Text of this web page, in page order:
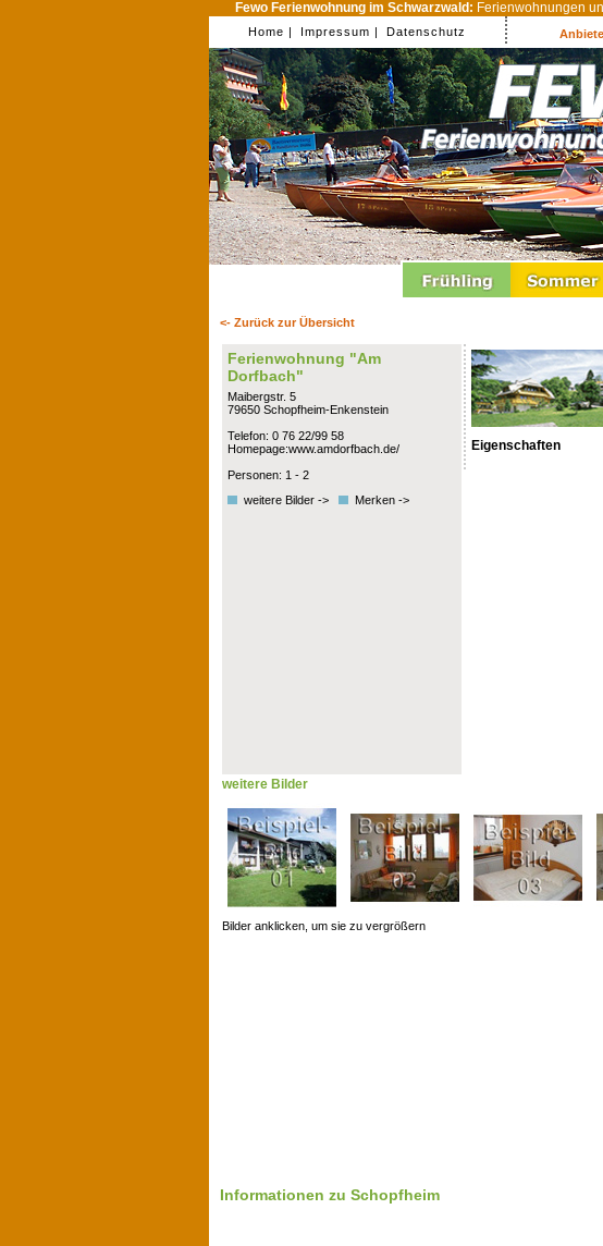
Fewo Ferienwohnung im Schwarzwald: Ferienwohnungen
Home | Impressum | Datenschutz
<- Zurück zur Übersicht
Ferienwohnung "Am
Dorfbach"
Maibergstr. 5
79650 Schopfheim-Enkenstein
Telefon: 0 76 22/99 58
Homepage:www.amdorfbach.de/
Personen: 1 - 2
weitere Bilder ->
Merken ->
Eigenschaften
weitere Bilder
Bilder anklicken, um sie zu vergrößern
Informationen zu Schopfheim